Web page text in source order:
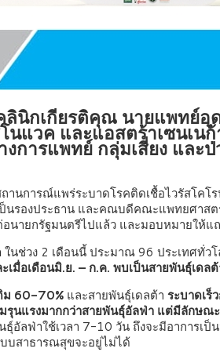
ลินิกเกียรติคุณ นายแพทย์อุ
วค และแอสตร้าเซนเนก้
การแพทย์ กลุ่มเสี่ยง และป่
านการณ์แพร่ระบาดโรคติดเชื้อไวรัสโค
นรองประธาน และคณบดีคณะแพทยศาส
อนายกรัฐมนตรีไปแล้ว และมอบหมายใ
ช่วง 2 เดือนนี้ ประมาณ 96 ประเทศทั่ว
อเดือนมิ.ย. – ก.ค. พบเป็นสายพันธุ์เด
ม 60-70% และสายพันธุ์เดลต้า ระบาดเร็
รุนแรงมากกว่าสายพันธุ์อัลฟ่า แต่มีลักษ
ธุ์อัลฟ่าใช้เวลา 7-10 วัน ถึงจะมีอาการเ
ะบบสาธารณสุขจะอยู่ไม่ได้